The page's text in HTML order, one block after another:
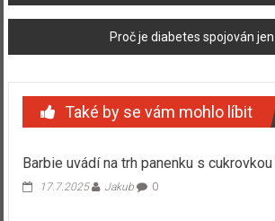
příspěvku
Proč je diabetes spojován
Také by se vám mohlo líbit
Barbie uvádí na trh panenku s
17.7.2025 Jakub 0